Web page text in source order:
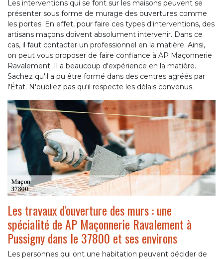
Les interventions qui se font sur les maisons peuvent se
présenter sous forme de murage des ouvertures comme
les portes. En effet, pour faire ces types d'interventions, des
artisans maçons doivent absolument intervenir. Dans ce
cas, il faut contacter un professionnel en la matière. Ainsi,
on peut vous proposer de faire confiance à AP Maçonnerie
Ravalement. Il a beaucoup d'expérience en la matière.
Sachez qu'il a pu être formé dans des centres agréés par
l'État. N'oubliez pas qu'il respecte les délais convenus.
Les travaux d'ouverture des murs : une
spécialité de AP Maçonnerie Ravalement à
Pussigny dans le 37800 et ses environs
Les personnes qui ont une habitation peuvent décider de